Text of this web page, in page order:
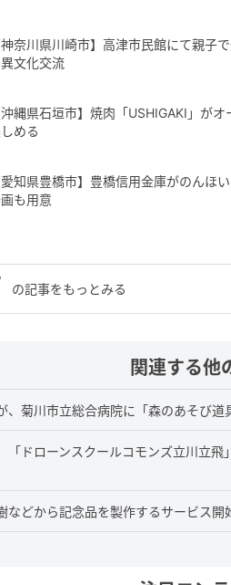
神奈川県川崎市】高津市民館にて親子
文化交流
沖縄県石垣市】焼肉「USHIGAKI」が
める
愛知県豊橋市】豊橋信用金庫がのんほ
も用意
の記事をもっとみる
関連する他
、菊川市立総合病院に「森のあそび道
「ドローンスクールコモンズ立川立
などから記念品を製作するサービス